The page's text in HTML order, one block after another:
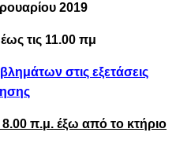
2019
τις 11.00 πμ
στις εξετάσεις
π.μ. έξω από το κτήριο